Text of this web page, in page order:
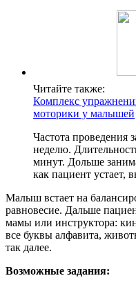
Читайте также:
Комплекс
моторики у малышей
Частота проведения
неделю.
минут. Дольше
как пациент устает,
Малыш встает на
равновесие. Дальше
мамы или инструктора:
все буквы алфавита,
так далее.
Возможные задания: